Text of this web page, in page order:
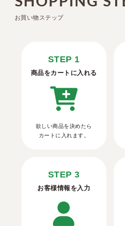
お買い物ステップ
STEP 1
商品をカートに入れる
欲しい商品を決めたら
カートに入れます。
STEP 3
お客様情報を入力